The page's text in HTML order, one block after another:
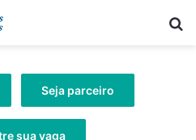
Seja parceiro
sua vaga